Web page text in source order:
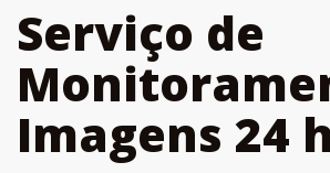
Serviço de
Imagens 24